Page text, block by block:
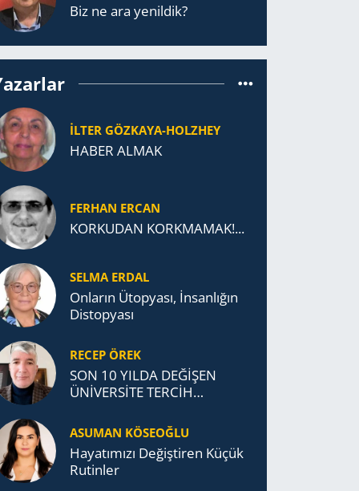
Biz ne ara yenildik?
İLTER GÖZKAYA-HOLZHEY
HABER ALMAK
FERHAN ERCAN
KORKUDAN KORKMAMAK!...
SELMA ERDAL
Onların Ütopyası, İnsanlığın
Distopyası
RECEP ÖREK
SON 10 YILDA DEĞİŞEN
ÜNİVERSİTE TERCİH
ASUMAN KÖSEOĞLU
Ha­ya­tı­mı­zı De­ğiş­ti­ren Küçük
Ru­tin­ler